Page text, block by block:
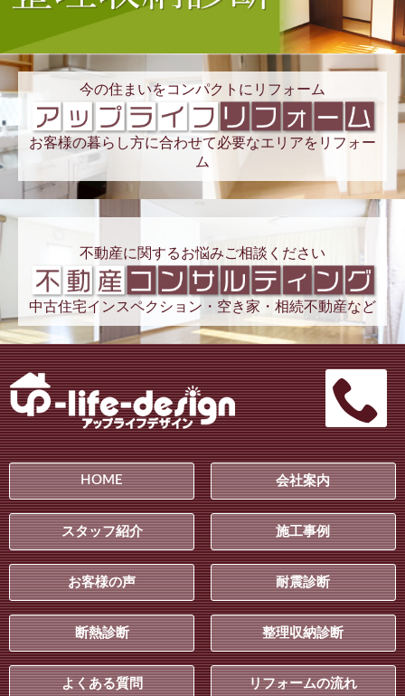
今の住まいをコンパクトにリフォーム
お客様の暮らし方に合わせて必要なエリアをリフォー
ム
不動産に関するお悩みご相談ください
中古住宅インスペクション・空き家・相続不動産など
HOME 会社案内
スタッフ紹介 施工事例
お客様の声 耐震診断
断熱診断 整理収納診断
よくある質問 リフォームの流れ